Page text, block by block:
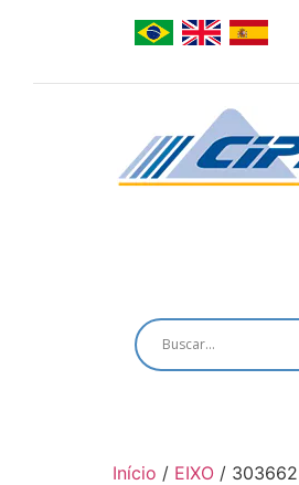
Início / EIXO / 303662